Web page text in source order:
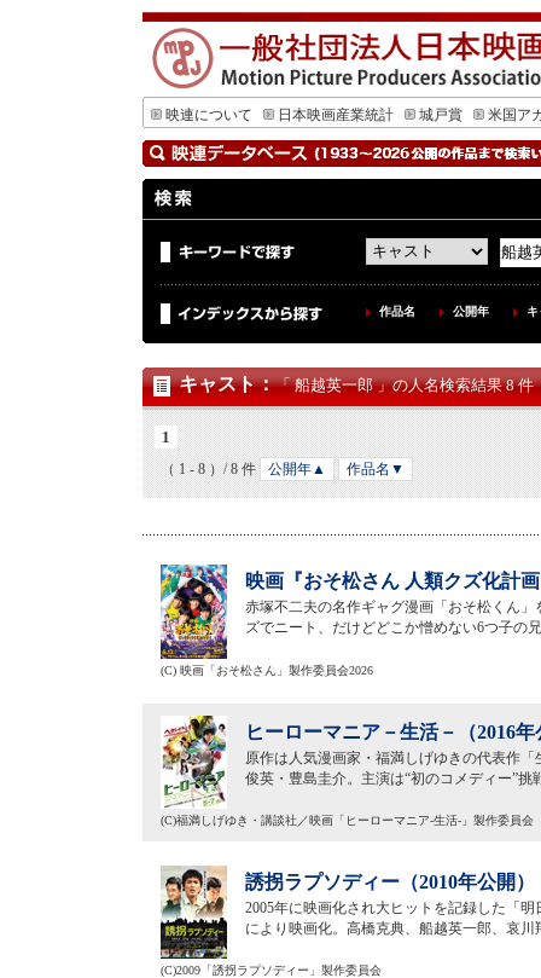
映連について 日本映画産業統計 城戸賞 米国ア
作品名 公開年
キャスト：「 船越英一郎 」の人名検索結果 8 件
1
（ 1 - 8 ）/ 8 件 公開年▲ 作品名▼
映画『おそ松さん 人類クズ化計
赤塚不二夫の名作ギャグ漫画「おそ松くん
ズでニート、だけどどこか憎めない6つ子の
(C) 映画「おそ松さん」製作委員会2026
ヒーローマニア－生活－（2016年
原作は人気漫画家・福満しげゆきの代表作
俊英・豊島圭介。主演は“初のコメディー”
(C)福満しげゆき・講談社／映画「ヒーローマニア-生活-」製作委員会
誘拐ラプソディー（2010年公開）
2005年に映画化され大ヒットを記録した「
により映画化。高橋克典、船越英一郎、哀
(C)2009「誘拐ラプソディー」製作委員会